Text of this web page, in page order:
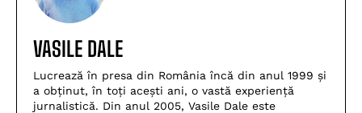
VASILE DALE
Lucrează în presa din România încă din anul 1999 și
a obținut, în toți acești ani, o vastă experiență
jurnalistică. Din anul 2005, Vasile Dale este